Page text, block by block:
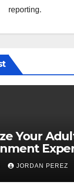
reporting.
Your
Store IPTV
JORDAN PEREZ